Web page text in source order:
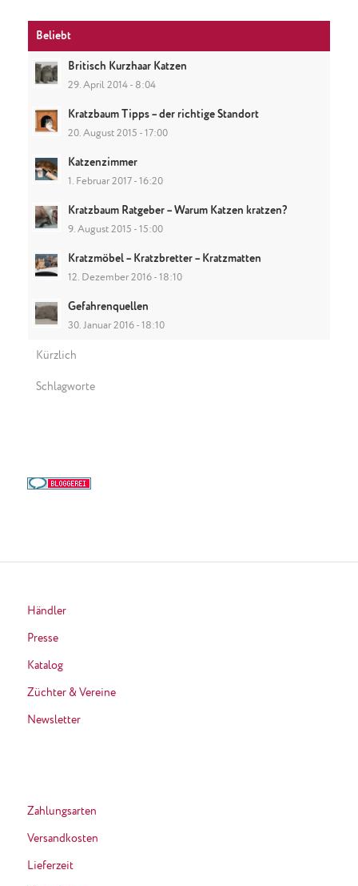
Beliebt
Britisch Kurzhaar Katzen
29. April 2014 - 8:04
Kratzbaum Tipps – der richtige Standort
20. August 2015 - 17:00
Katzenzimmer
1. Februar 2017 - 16:20
Kratzbaum Ratgeber – Warum Katzen kratzen?
9. August 2015 - 15:00
Kratzmöbel – Kratzbretter – Kratzmatten
12. Dezember 2016 - 18:10
Gefahrenquellen
30. Januar 2016 - 18:10
Kürzlich
Schlagworte
Händler
Presse
Katalog
Züchter & Vereine
Newsletter
Zahlungsarten
Versandkosten
Lieferzeit